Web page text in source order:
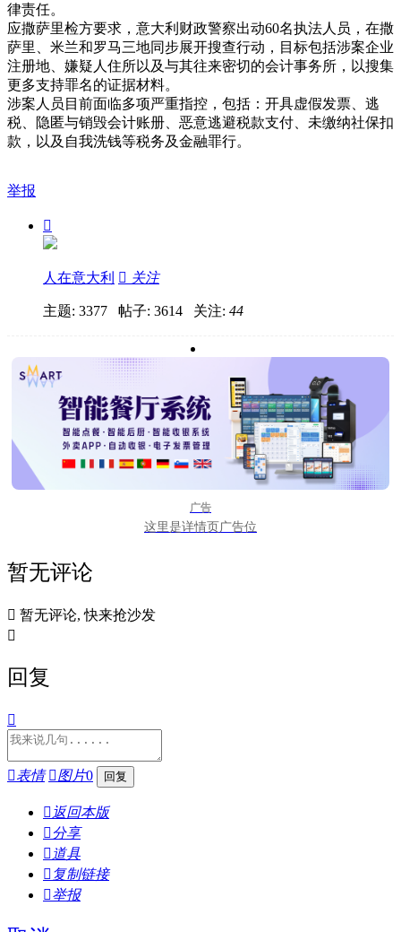
律责任。
应撒萨里检方要求，意大利财政警察出动60名执法人员，在撒
萨里、米兰和罗马三地同步展开搜查行动，目标包括涉案企业
注册地、嫌疑人住所以及与其往来密切的会计事务所，以搜集
更多支持罪名的证据材料。
涉案人员目前面临多项严重指控，包括：开具虚假发票、逃
税、隐匿与销毁会计账册、恶意逃避税款支付、未缴纳社保扣
款，以及自我洗钱等税务及金融罪行。
举报

人在意大利  关注
主题: 3377 帖子: 3614 关注: 44
广告
这里是详情页广告位
暂无评论
 暂无评论, 快来抢沙发

回复

表情 图片0
 返回本版
分享
 道具
 复制链接
举报